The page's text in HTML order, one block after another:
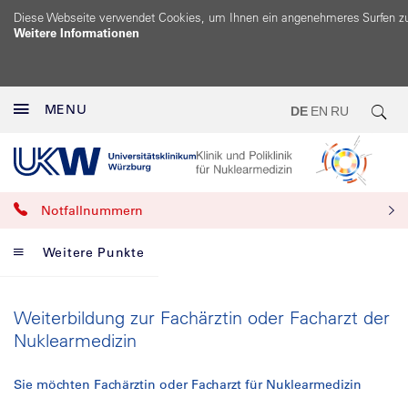
Diese Webseite verwendet Cookies, um Ihnen ein angenehmeres Surfen
Weitere Informationen
MENU DE EN RU
Notfallnummern
Weitere Punkte
Weiterbildung zur Fachärztin oder Facharzt der
Nuklearmedizin
Sie möchten Fachärztin oder Facharzt für Nuklearmedizin